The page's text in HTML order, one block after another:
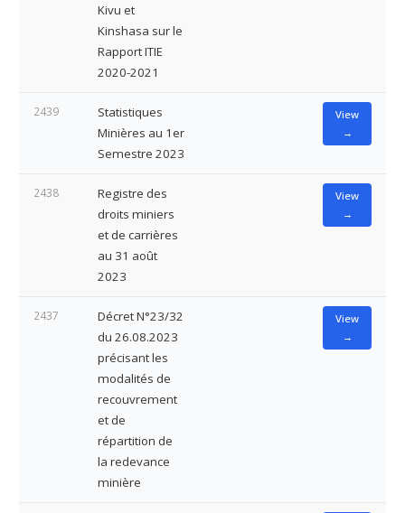
Kivu et
Kinshasa sur le
Rapport ITIE
2020-2021
2439
Statistiques
Minières au 1er
Semestre 2023
View
→
2438
Registre des
droits miniers
et de carrières
au 31 août
2023
View
→
2437
Décret N°23/32
du 26.08.2023
précisant les
modalités de
recouvrement
et de
répartition de
la redevance
minière
View
→